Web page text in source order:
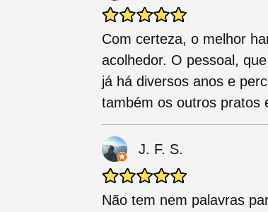
Com certeza, o melhor
acolhedor. O pessoal,
já há diversos anos e
também os outros pratos
J. F. S.
Não tem nem palavras